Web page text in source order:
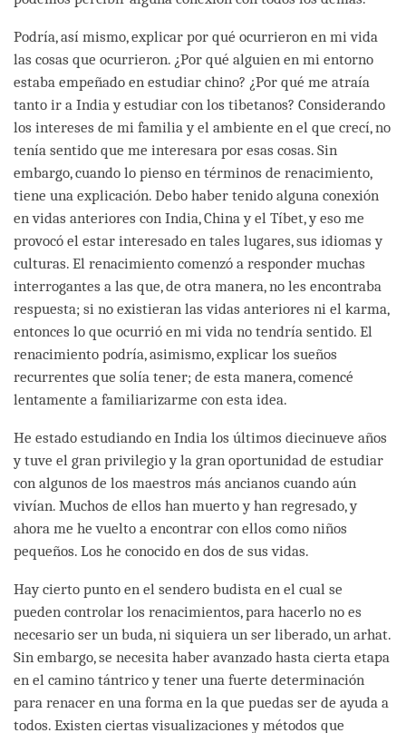
Podría, así mismo, explicar por qué ocurrieron en mi vida
las cosas que ocurrieron. ¿Por qué alguien en mi entorno
estaba empeñado en estudiar chino? ¿Por qué me atraía
tanto ir a India y estudiar con los tibetanos? Considerando
los intereses de mi familia y el ambiente en el que crecí, no
tenía sentido que me interesara por esas cosas. Sin
embargo, cuando lo pienso en términos de renacimiento,
tiene una explicación. Debo haber tenido alguna conexión
en vidas anteriores con India, China y el Tíbet, y eso me
provocó el estar interesado en tales lugares, sus idiomas y
culturas. El renacimiento comenzó a responder muchas
interrogantes a las que, de otra manera, no les encontraba
respuesta; si no existieran las vidas anteriores ni el karma,
entonces lo que ocurrió en mi vida no tendría sentido. El
renacimiento podría, asimismo, explicar los sueños
recurrentes que solía tener; de esta manera, comencé
lentamente a familiarizarme con esta idea.
He estado estudiando en India los últimos diecinueve años
y tuve el gran privilegio y la gran oportunidad de estudiar
con algunos de los maestros más ancianos cuando aún
vivían. Muchos de ellos han muerto y han regresado, y
ahora me he vuelto a encontrar con ellos como niños
pequeños. Los he conocido en dos de sus vidas.
Hay cierto punto en el sendero budista en el cual se
pueden controlar los renacimientos, para hacerlo no es
necesario ser un buda, ni siquiera un ser liberado, un arhat.
Sin embargo, se necesita haber avanzado hasta cierta etapa
en el camino tántrico y tener una fuerte determinación
para renacer en una forma en la que puedas ser de ayuda a
todos. Existen ciertas visualizaciones y métodos que